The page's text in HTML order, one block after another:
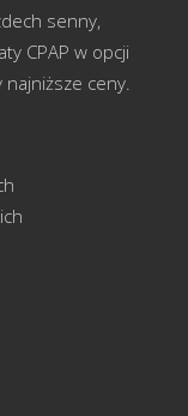
senny,
CPAP w opcji
ceny.